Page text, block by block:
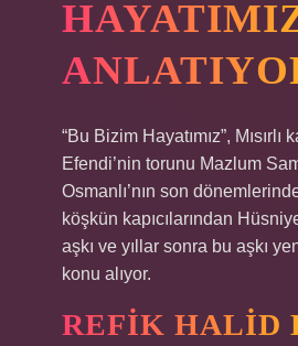
“Bu Bizim Hayatımız”, Mısırlı
Efendi’nin torunu Mazlum
Osmanlı’nın son
köşkün kapıcılarından
aşkı ve yıllar sonra bu aşkı
konu alıyor.
REFIK HALID